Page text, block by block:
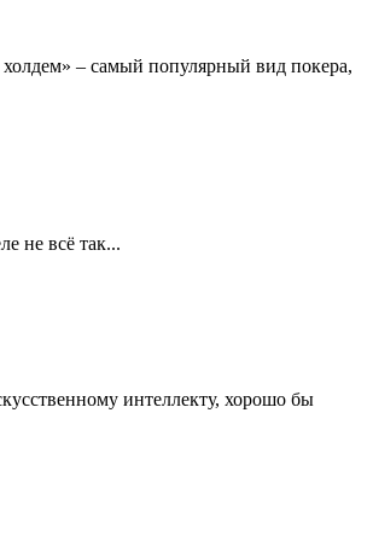
– самый популярный вид покера,
не всё так...
интеллекту, хорошо бы